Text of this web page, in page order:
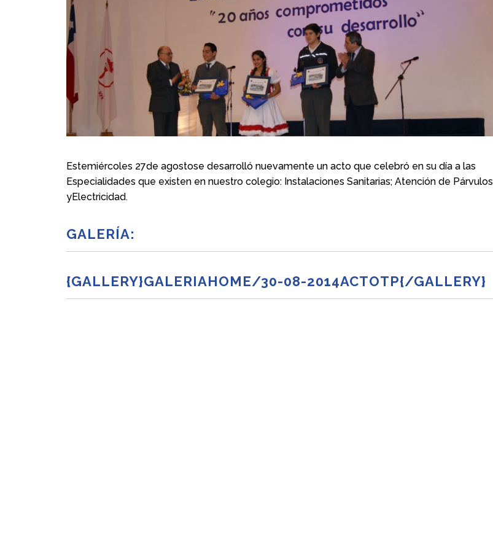
Estemiércoles 27de agostose desarrolló nuevamente un acto que celebró en su día a las
Especialidades que existen en nuestro colegio: Instalaciones Sanitarias; Atención de Párvulos
yElectricidad.
GALERÍA:
{GALLERY}GALERIAHOME/30-08-2014ACTOTP{/GALLERY}